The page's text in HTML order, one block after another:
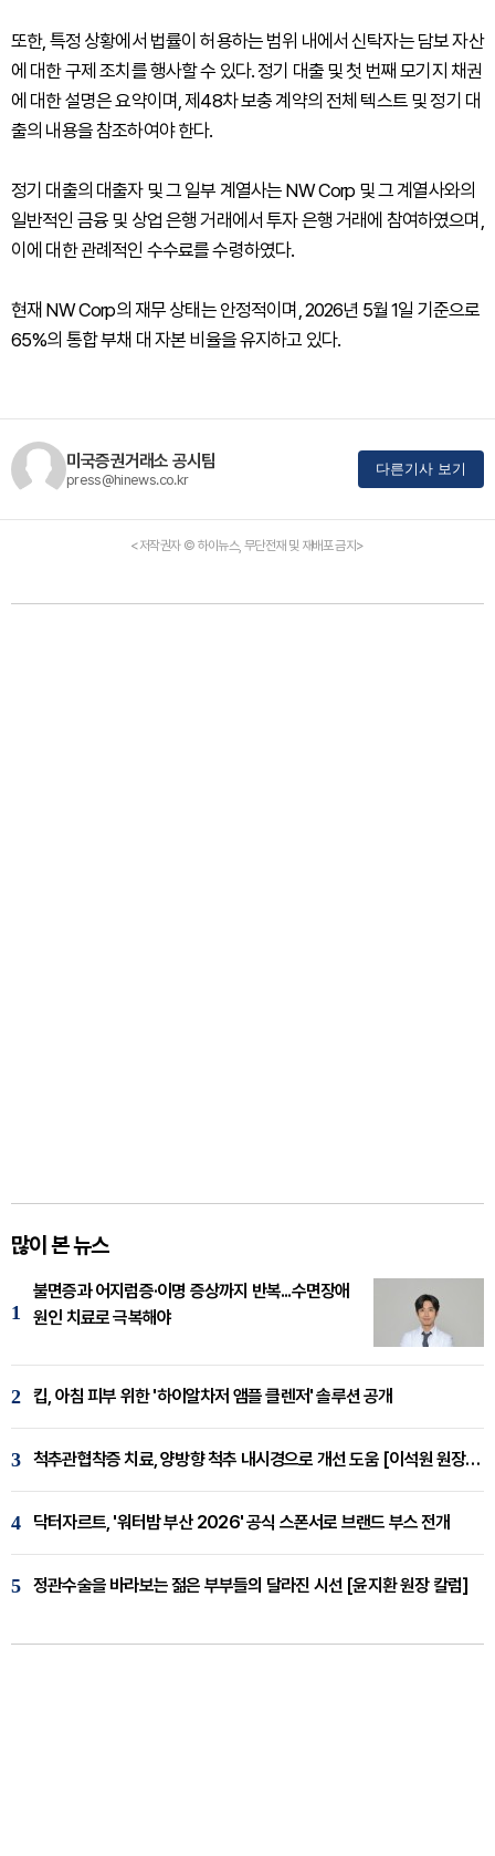
또한, 특정 상황에서 법률이 허용하는 범위 내에서 신탁자는 담보 자산
에 대한 구제 조치를 행사할 수 있다. 정기 대출 및 첫 번째 모기지 채권
에 대한 설명은 요약이며, 제48차 보충 계약의 전체 텍스트 및 정기 대
출의 내용을 참조하여야 한다.
정기 대출의 대출자 및 그 일부 계열사는 NW Corp 및 그 계열사와의
일반적인 금융 및 상업 은행 거래에서 투자 은행 거래에 참여하였으며,
이에 대한 관례적인 수수료를 수령하였다.
현재 NW Corp의 재무 상태는 안정적이며, 2026년 5월 1일 기준으로
65%의 통합 부채 대 자본 비율을 유지하고 있다.
미국증권거래소 공시팀
press@hinews.co.kr
다른기사 보기
<저작권자 © 하이뉴스, 무단전재 및 재배포 금지>
많이 본 뉴스
1
불면증과 어지럼증·이명 증상까지 반복...수면장애
원인 치료로 극복해야
2 킵, 아침 피부 위한 '하이알차저 앰플 클렌저' 솔루션 공개
3 척추관협착증 치료, 양방향 척추 내시경으로 개선 도움 [이석원 원장 칼럼]
4 닥터자르트, '워터밤 부산 2026' 공식 스폰서로 브랜드 부스 전개
5 정관수술을 바라보는 젊은 부부들의 달라진 시선 [윤지환 원장 칼럼]